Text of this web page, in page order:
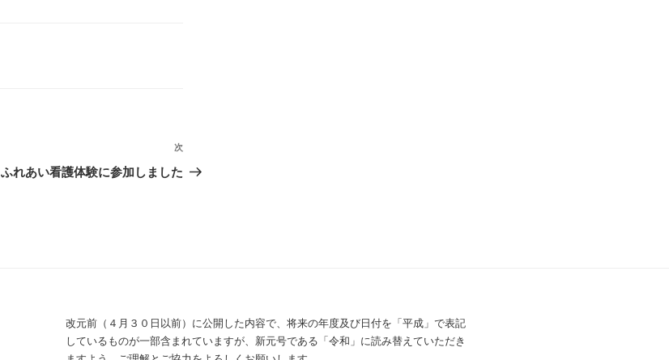
次
の
次
ふれあい看護体験に参加しました
改元前（４月３０日以前）に公開した内容で、将来の年度及び日付を「平成」で表記
しているものが一部含まれていますが、新元号である「令和」に読み替えていただき